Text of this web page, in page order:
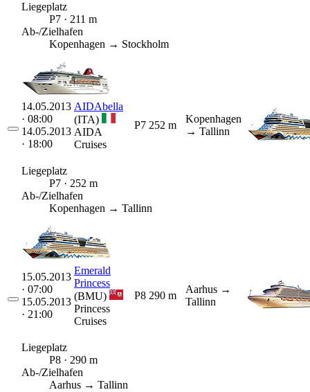
Liegeplatz
P7 · 211 m
Ab-/Zielhafen
Kopenhagen → Stockholm
14.05.2013
· 08:00
14.05.2013
· 18:00
AIDAbella
(ITA)
AIDA
Cruises
P7 252 m
Kopenhagen
→ Tallinn
Liegeplatz
P7 · 252 m
Ab-/Zielhafen
Kopenhagen → Tallinn
15.05.2013
· 07:00
15.05.2013
· 21:00
Emerald
Princess
(BMU)
Princess
Cruises
P8 290 m
Aarhus →
Tallinn
Liegeplatz
P8 · 290 m
Ab-/Zielhafen
Aarhus → Tallinn